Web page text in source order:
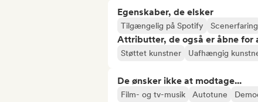
Egenskaber, de elsker
Tilgængelig på Spotify Scenerfaring
Attributter, de også er åbne for
Støttet kunstner Uafhængig
De ønsker ikke at modtage...
Film- og tv-musik Autotune